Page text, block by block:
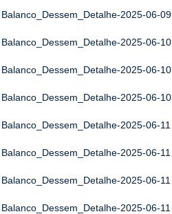
Balanco_Dessem_Detalhe-2025-06-09
Balanco_Dessem_Detalhe-2025-06-10
Balanco_Dessem_Detalhe-2025-06-10
Balanco_Dessem_Detalhe-2025-06-10
Balanco_Dessem_Detalhe-2025-06-11
Balanco_Dessem_Detalhe-2025-06-11
Balanco_Dessem_Detalhe-2025-06-11
Balanco_Dessem_Detalhe-2025-06-11